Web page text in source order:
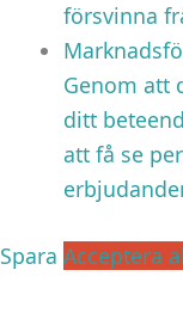
försvinna
Genom att
ditt
att få se
Spara Acceptera